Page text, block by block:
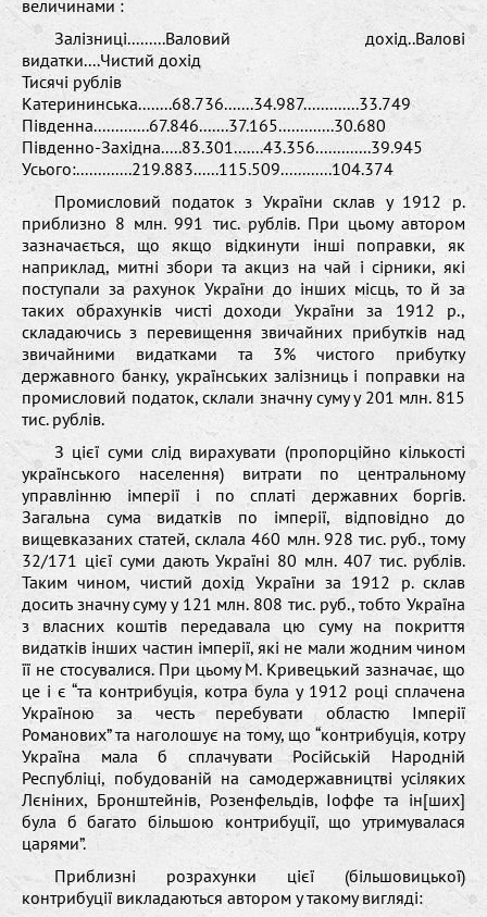
величинами :
Залізниці.........Валовий дохід..Валові
видатки....Чистий дохід
Тисячі рублів
Катерининська........68.736.......34.987.............33.749
Південна.............67.846.......37.165.............30.680
Південно-Західна.....83.301.......43.356.............39.945
Усього:.............219.883......115.509............104.374
Промисловий податок з України склав у 1912 р.
приблизно 8 млн. 991 тис. рублів. При цьому автором
зазначається, що якщо відкинути інші поправки, як
наприклад, митні збори та акциз на чай і сірники, які
поступали за рахунок України до інших місць, то й за
таких обрахунків чисті доходи України за 1912 р.,
складаючись з перевищення звичайних прибутків над
звичайними видатками та 3% чистого прибутку
державного банку, українських залізниць і поправки на
промисловий податок, склали значну суму у 201 млн. 815
тис. рублів.
З цієї суми слід вирахувати (пропорційно кількості
українського населення) витрати по центральному
управлінню імперії і по сплаті державних боргів.
Загальна сума видатків по імперії, відповідно до
вищевказаних статей, склала 460 млн. 928 тис. руб., тому
32/171 цієї суми дають Україні 80 млн. 407 тис. рублів.
Таким чином, чистий дохід України за 1912 р. склав
досить значну суму у 121 млн. 808 тис. руб., тобто Україна
з власних коштів передавала цю суму на покриття
видатків інших частин імперії, які не мали жодним чином
її не стосувалися. При цьому М. Кривецький зазначає, що
це і є “та контрибуція, котра була у 1912 році сплачена
Україною за честь перебувати областю Імперії
Романових” та наголошує на тому, що “контрибуція, котру
Україна мала б сплачувати Російській Народній
Республіці, побудованій на самодержавництві усіляких
Лєніних, Бронштейнів, Розенфельдів, Іоффе та ін[ших]
була б багато більшою контрибуції, що утримувалася
царями”.
Приблизні розрахунки цієї (більшовицької)
контрибуції викладаються автором у такому вигляді: